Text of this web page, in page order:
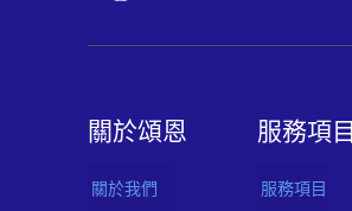
關於頌恩
關於我們
服務項目
服務項目